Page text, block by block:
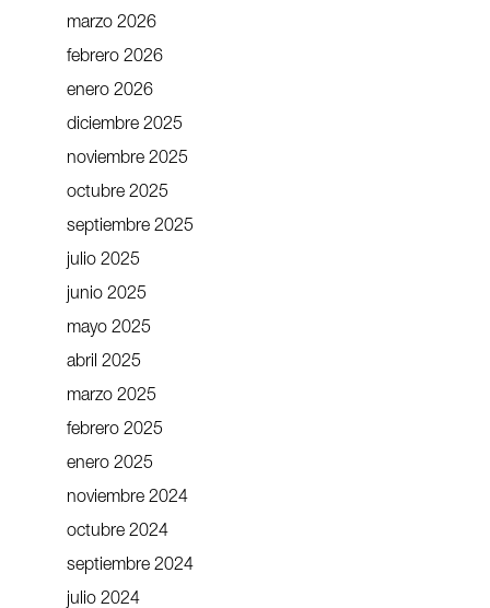
marzo 2026
febrero 2026
enero 2026
diciembre 2025
noviembre 2025
octubre 2025
septiembre 2025
julio 2025
junio 2025
mayo 2025
abril 2025
marzo 2025
febrero 2025
enero 2025
noviembre 2024
octubre 2024
septiembre 2024
julio 2024